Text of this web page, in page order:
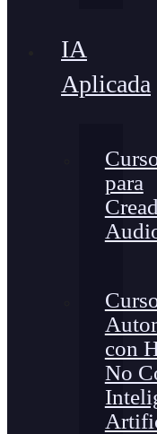
IA
Aplicada
para
con
No